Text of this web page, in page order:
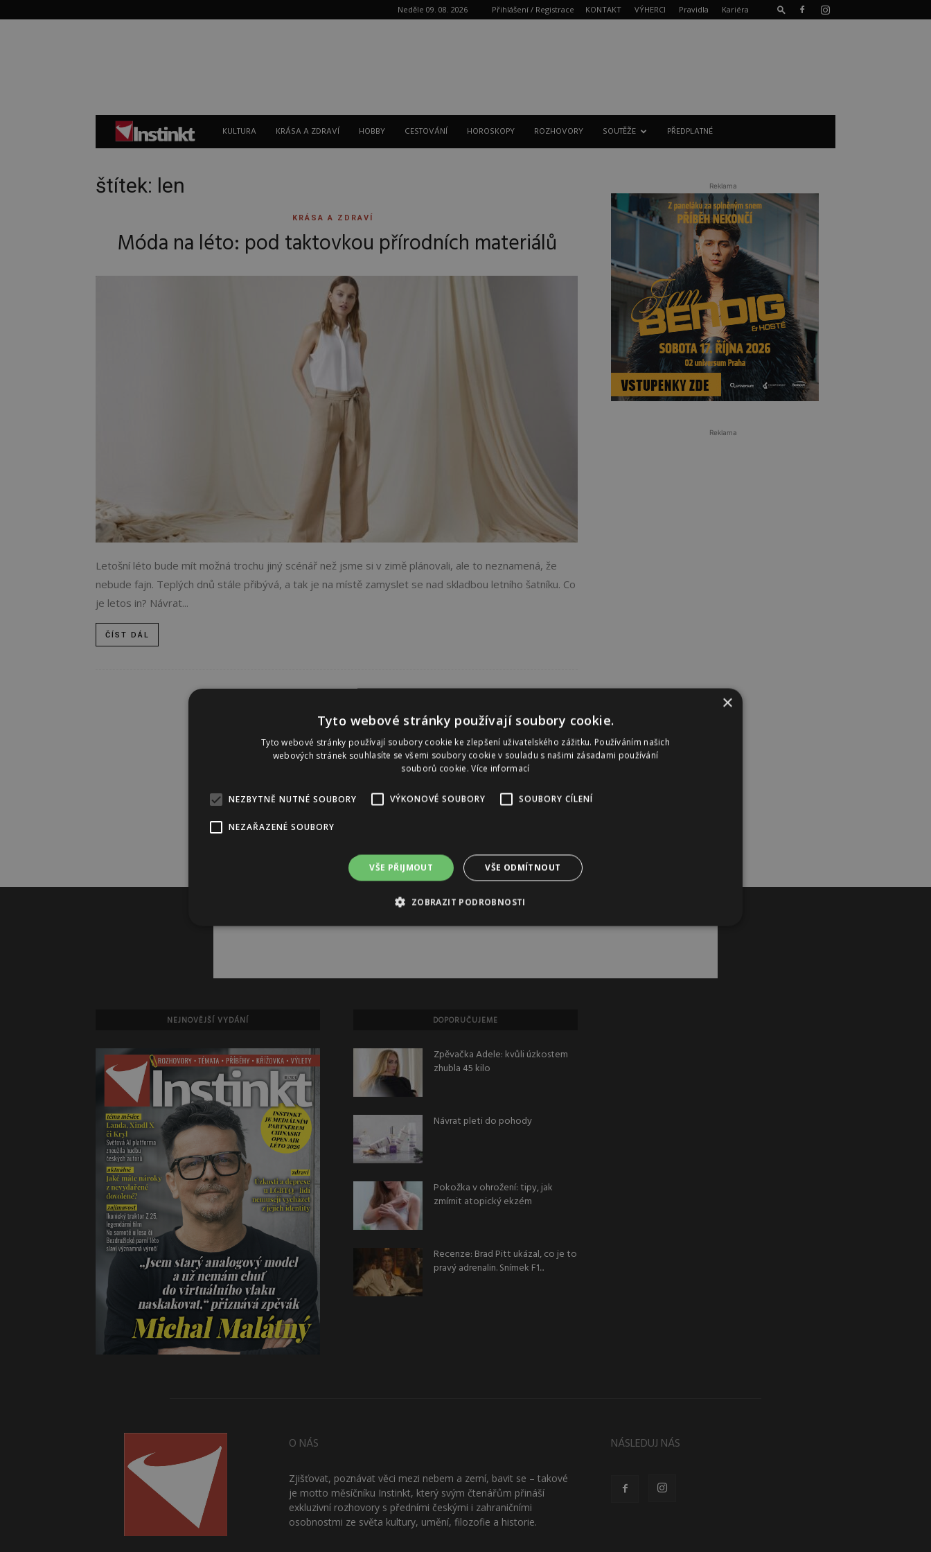
Neděle 09. 08. 2026 Přihlášení / Registrace KONTAKT VÝHERCI Pravidla Kariéra
Instinkt
KULTURA KRÁSA A ZDRAVÍ HOBBY CESTOVÁNÍ HOROSKOPY ROZHOVORY SOUTĚŽE PŘEDPLATNÉ
štítek: len
KRÁSA A ZDRAVÍ
Móda na léto: pod taktovkou přírodních materiálů
Letošní léto bude mít možná trochu jiný scénář než jsme si v zimě plánovali, ale to neznamená, že
nebude fajn. Teplých dnů stále přibývá, a tak je na místě zamyslet se nad skladbou letního šatníku. Co
je letos in? Návrat...
ČÍST DÁL
Reklama
Reklama
Reklama
NEJNOVĚJŠÍ VYDÁNÍ DOPORUČUJEME
Zpěvačka Adele: kvůli úzkostem
zhubla 45 kilo
Návrat pleti do pohody
Pokožka v ohrožení: tipy, jak
zmírnit atopický ekzém
Recenze: Brad Pitt ukázal, co je to
pravý adrenalin. Snímek F1...
O NÁS
Zjišťovat, poznávat věci mezi nebem a zemí, bavit se – takové
je motto měsíčníku Instinkt, který svým čtenářům přináší
exkluzivní rozhovory s předními českými i zahraničními
osobnostmi ze světa kultury, umění, filozofie a historie.
NÁSLEDUJ NÁS
×
Tyto webové stránky používají soubory cookie.
Tyto webové stránky používají soubory cookie ke zlepšení uživatelského zážitku. Používáním našich
webových stránek souhlasíte se všemi soubory cookie v souladu s našimi zásadami používání
souborů cookie.Více informací
NEZBYTNĚ NUTNÉ SOUBORY VÝKONOVÉ SOUBORY SOUBORY CÍLENÍ
NEZAŘAZENÉ SOUBORY
VŠE PŘIJMOUT VŠE ODMÍTNOUT
ZOBRAZIT PODROBNOSTI